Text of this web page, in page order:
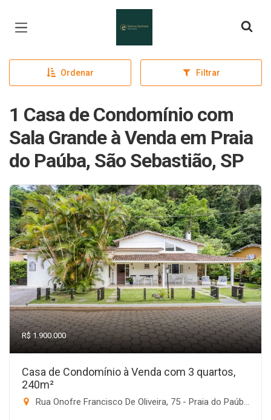
Ordenar Filtrar
1 Casa de Condomínio com
Sala Grande à Venda em Praia
do Paúba, São Sebastião, SP
R$ 1.900.000
Casa de Condomínio à Venda com 3 quartos,
240m²
Rua Onofre Francisco De Oliveira, 75 - Praia do Paúba, São Sebastião-SP